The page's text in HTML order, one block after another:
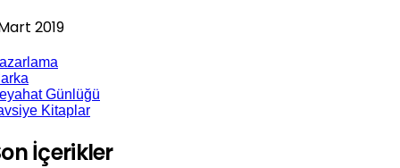
2019
Günlüğü
Kitaplar
İçerikler